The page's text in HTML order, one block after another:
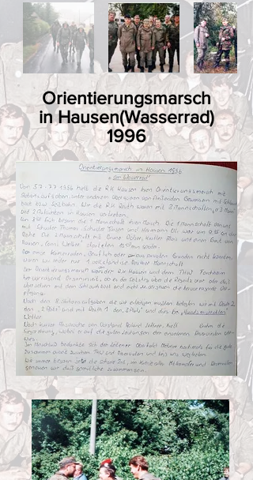
Orientierungsmarsch
in Hausen(Wasserrad)
1996